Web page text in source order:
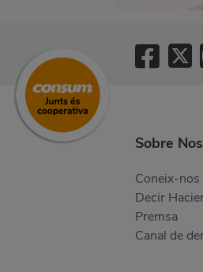
Sobre
Coneix-nos
Decir
Premsa
Canal de